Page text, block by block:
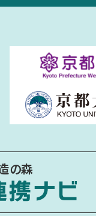
の森